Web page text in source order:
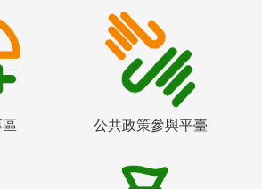
公共政策參與平臺